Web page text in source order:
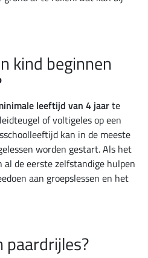
kind beginnen
leeftijd van 4 jaarte
of voltigeles op een
kan in de meeste
worden gestart. Als het
de eerste zelfstandige hulpen
aan groepslessen en het
paardrijles?